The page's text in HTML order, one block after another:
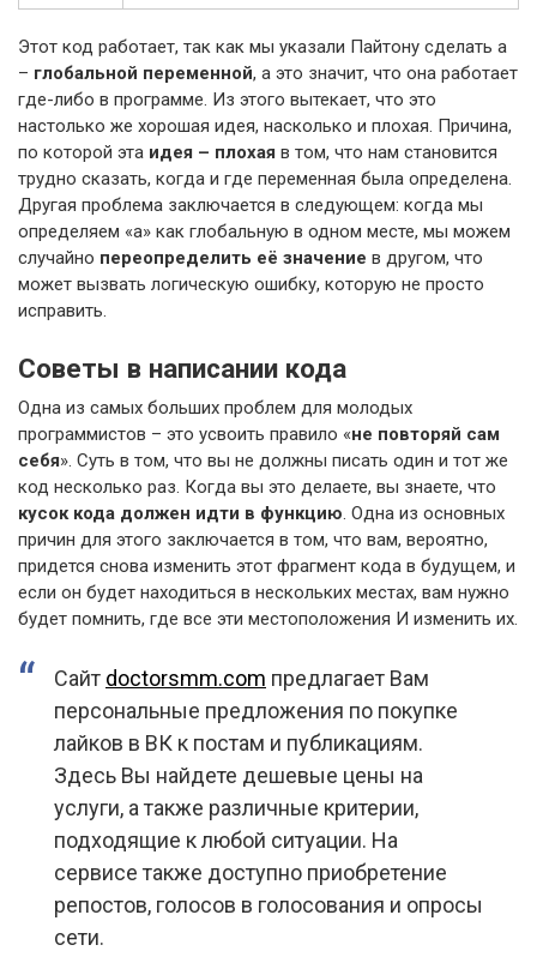
Этот код работает, так как мы указали Пайтону сделать а
– глобальной переменной, а это значит, что она работает
где-либо в программе. Из этого вытекает, что это
настолько же хорошая идея, насколько и плохая. Причина,
по которой эта идея – плохая в том, что нам становится
трудно сказать, когда и где переменная была определена.
Другая проблема заключается в следующем: когда мы
определяем «а» как глобальную в одном месте, мы можем
случайно переопределить её значение в другом, что
может вызвать логическую ошибку, которую не просто
исправить.
Советы в написании кода
Одна из самых больших проблем для молодых
программистов – это усвоить правило «не повторяй сам
себя». Суть в том, что вы не должны писать один и тот же
код несколько раз. Когда вы это делаете, вы знаете, что
кусок кода должен идти в функцию. Одна из основных
причин для этого заключается в том, что вам, вероятно,
придется снова изменить этот фрагмент кода в будущем, и
если он будет находиться в нескольких местах, вам нужно
будет помнить, где все эти местоположения И изменить их.
Сайт doctorsmm.com предлагает Вам
персональные предложения по покупке
лайков в ВК к постам и публикациям.
Здесь Вы найдете дешевые цены на
услуги, а также различные критерии,
подходящие к любой ситуации. На
сервисе также доступно приобретение
репостов, голосов в голосования и опросы
сети.